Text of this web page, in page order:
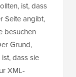
ist, dass
Seite angibt,
besuchen
Grund,
dass sie
XML-